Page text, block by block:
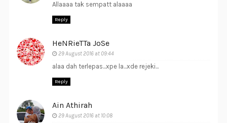
Allaaaa tak sempatt alaaaa
Reply
HeNRieTTa JoSe
29 August 2016 at 09:44
alaa dah terlepas...xpe la...xde rejeki...
Reply
Ain Athirah
29 August 2016 at 10:08